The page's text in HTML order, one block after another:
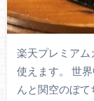
楽天プレミア
使えます。 世
んと関空のぼて